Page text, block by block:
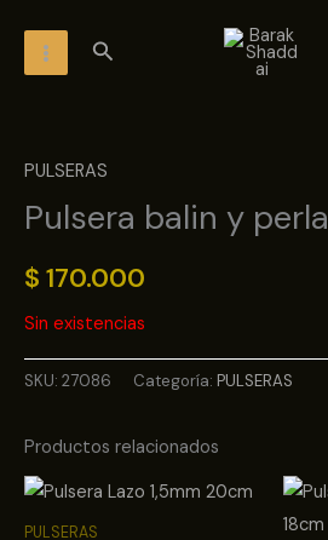
contenidoMENU
Buscar
PULSERAS
Pulsera balin y perla
$ 170.000
Sin existencias
SKU: 27086 Categoría: PULSERAS
Productos relacionados
PULSERAS